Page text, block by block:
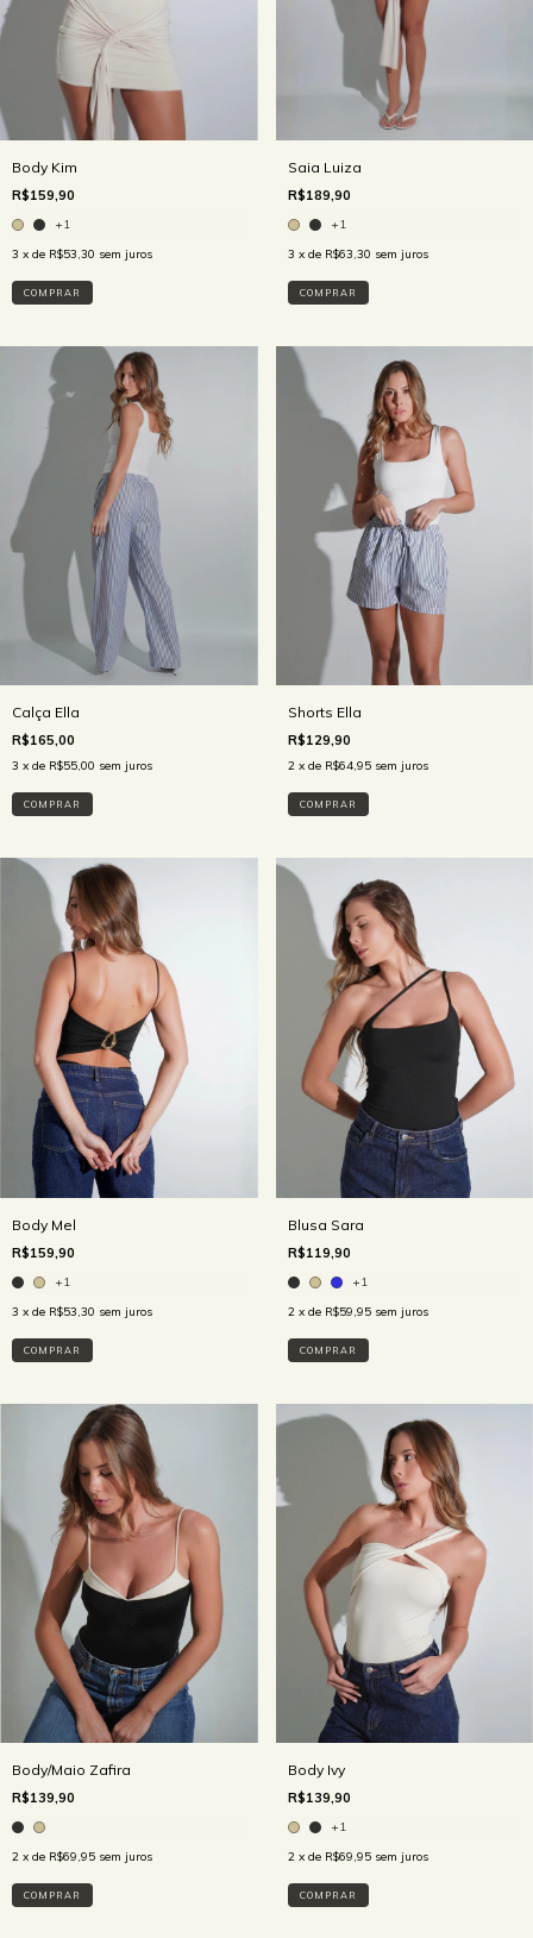
Body Kim
R$159,90
+1
3 x de R$53,30 sem juros
COMPRAR
Saia Luiza
R$189,90
+1
3 x de R$63,30 sem juros
COMPRAR
Calça Ella
R$165,00
3 x de R$55,00 sem juros
COMPRAR
Shorts Ella
R$129,90
2 x de R$64,95 sem juros
COMPRAR
Body Mel
R$159,90
+1
3 x de R$53,30 sem juros
COMPRAR
Blusa Sara
R$119,90
+1
2 x de R$59,95 sem juros
COMPRAR
Body/Maio Zafira
R$139,90
2 x de R$69,95 sem juros
COMPRAR
Body Ivy
R$139,90
+1
2 x de R$69,95 sem juros
COMPRAR